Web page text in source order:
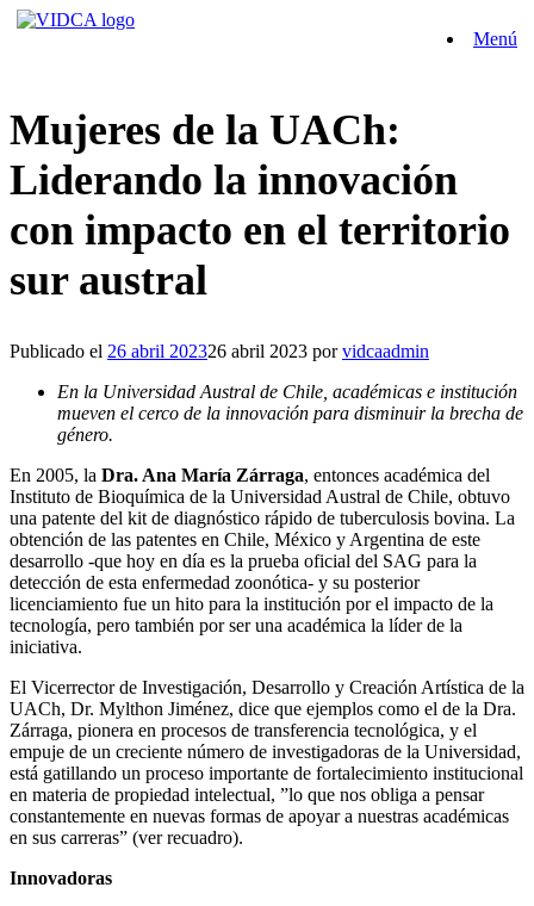
Saltar
Menú
Mujeres de la UACh:
Liderando la innovación
con impacto en el territorio
sur austral
Publicado el 26 abril 202326 abril 2023 porvidcaadmin
En la Universidad Austral de Chile, académicas e institución
mueven el cerco de la innovación para disminuir la brecha de
género.
En 2005, la Dra. Ana María Zárraga, entonces académica del
Instituto de Bioquímica de la Universidad Austral de Chile, obtuvo
una patente del kit de diagnóstico rápido de tuberculosis bovina. La
obtención de las patentes en Chile, México y Argentina de este
desarrollo -que hoy en día es la prueba oficial del SAG para la
detección de esta enfermedad zoonótica- y su posterior
licenciamiento fue un hito para la institución por el impacto de la
tecnología, pero también por ser una académica la líder de la
iniciativa.
El Vicerrector de Investigación, Desarrollo y Creación Artística de la
UACh, Dr. Mylthon Jiménez, dice que ejemplos como el de la Dra.
Zárraga, pionera en procesos de transferencia tecnológica, y el
empuje de un creciente número de investigadoras de la Universidad,
está gatillando un proceso importante de fortalecimiento institucional
en materia de propiedad intelectual, ”lo que nos obliga a pensar
constantemente en nuevas formas de apoyar a nuestras académicas
en sus carreras” (ver recuadro).
Innovadoras